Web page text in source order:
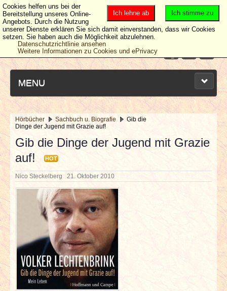
MENU
NEUESTE ARTIKEL
NEWS & DATES
BERICHTE
VERLOSUNGEN
INTERVIEWS
SPECIALS
REDAKTION
Hörbücher Sachbuch u. Biografie
Gib die
Dinge der Jugend mit Grazie auf!
Gib die Dinge der Jugend mit Grazie
auf!
HOT
Nico Steckelberg 21. Oktober 2010
Ich stimme zu
Ich lehne ab
Cookies helfen uns bei der
Bereitstellung unseres Online-
Angebots. Durch die Nutzung
unserer Dienste erklären Sie sich damit einverstanden, dass wir Cookies
setzen. Sie haben auch die Möglichkeit abzulehnen.
Datenschutzrichtlinie ansehen
Weitere Informationen zu Cookies und ePrivacy